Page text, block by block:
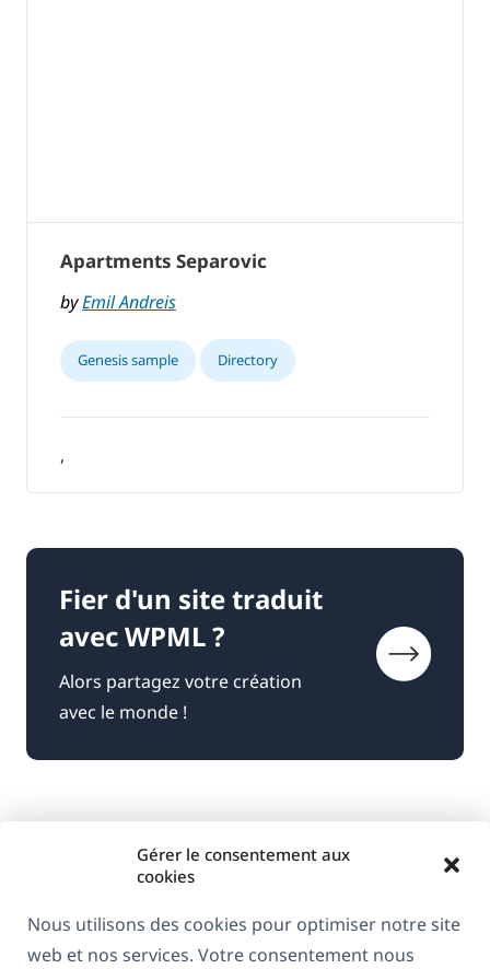
Gérer le consentement aux
cookies
Nous utilisons des cookies pour optimiser notre site
web et nos services. Votre consentement nous
Apartments Separovic
byEmil Andreis
Genesis sample Directory
,
Fier d'un site traduit
avec WPML ?
Alors partagez votre création
avec le monde !